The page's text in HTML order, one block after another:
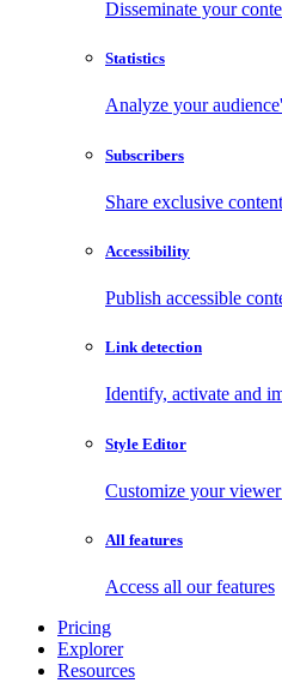
Disseminate your
Statistics
Analyze your
Subscribers
Share exclusive
Accessibility
Publish accessible
Link detection
Identify, activate and
Style Editor
Customize your
All features
Access all our features
Pricing
Explorer
Resources